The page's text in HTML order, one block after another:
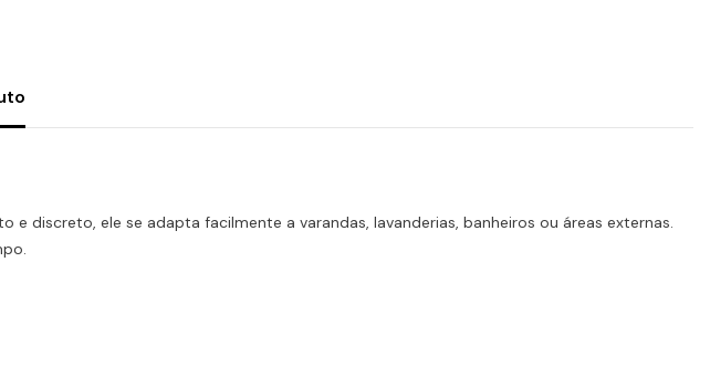
e discreto, ele se adapta facilmente a varandas, lavanderias, banheiros ou áreas externas.